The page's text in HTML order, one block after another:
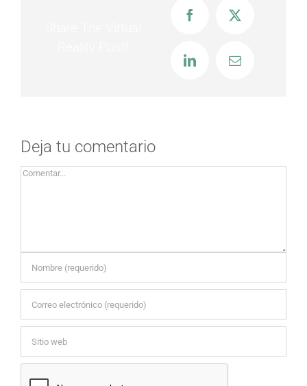
Facebook
LinkedInCorreo
Deja tu comentario
Comentar